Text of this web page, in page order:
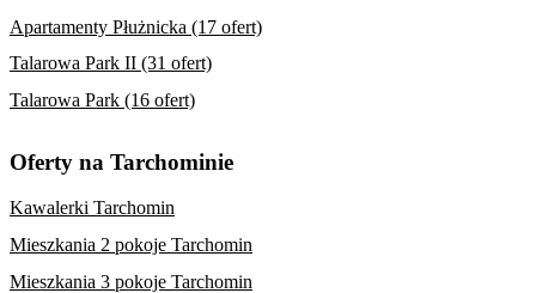
Apartamenty Płużnicka (17 ofert)
Talarowa Park II (31 ofert)
Talarowa Park (16 ofert)
Oferty na Tarchominie
Kawalerki Tarchomin
Mieszkania 2 pokoje Tarchomin
Mieszkania 3 pokoje Tarchomin